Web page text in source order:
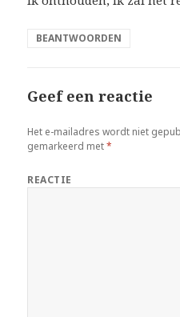
BEANTWOORDEN
Geef een reactie
Het e-mailadres wordt niet
gemarkeerd met*
REACTIE